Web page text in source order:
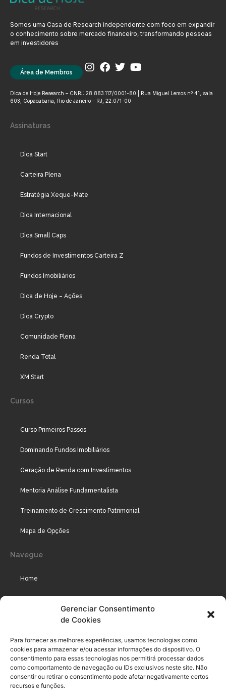
Gerenciar Consentimento
de Cookies
Para fornecer as melhores experiências, usamos tecnologias como
cookies para armazenar e/ou acessar informações do dispositivo. O
consentimento para essas tecnologias nos permitirá processar dados
como comportamento de navegação ou IDs exclusivos neste site. Não
consentir ou retirar o consentimento pode afetar negativamente certos
recursos e funções.
Somos uma Casa de Research independente com foco em expandir
o conhecimento sobre mercado financeiro, transformando pessoas
em investidores
Área de Membros
Dica de Hoje Research – CNPJ: 28.883.117/0001-80 | Rua Miguel Lemos nº 41, sala
603, Copacabana, Rio de Janeiro – RJ, 22.071-00
Assinaturas
Dica Start
Carteira Plena
Estratégia Xeque-Mate
Dica Internacional
Dica Small Caps
Fundos de Investimentos Carteira Z
Fundos Imobiliários
Dica de Hoje – Ações
Dica Crypto
Comunidade Plena
Renda Total
XM Start
Cursos
Curso Primeiros Passos
Dominando Fundos Imobiliários
Geração de Renda com Investimentos
Mentoria Análise Fundamentalista
Treinamento de Crescimento Patrimonial
Mapa de Opções
Navegue
Home
Podcast
Legal